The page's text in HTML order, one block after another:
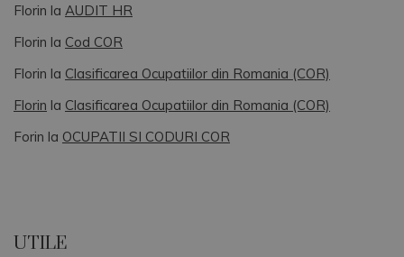
Florin la AUDIT HR
Florin la Cod COR
Florin la Clasificarea Ocupatiilor din Romania (COR)
Florin la Clasificarea Ocupatiilor din Romania (COR)
Forin la OCUPATII SI CODURI COR
UTILE